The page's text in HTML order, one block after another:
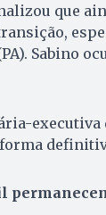
que
Sabino